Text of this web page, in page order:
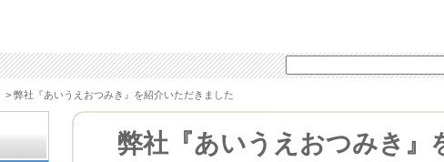
> 弊社『あいうえおつみき』を紹介いただきました
弊社『あいうえおつみき』